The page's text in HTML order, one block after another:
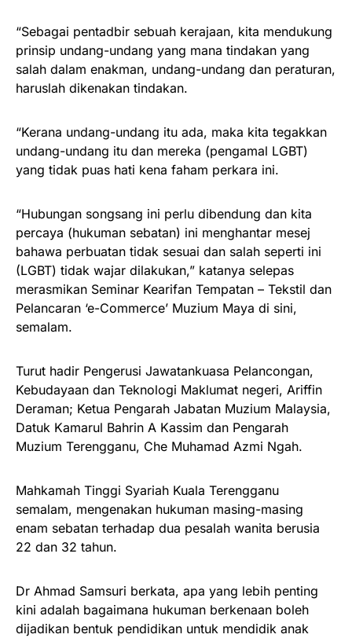
“Sebagai pentadbir sebuah kerajaan, kita mendukung
prinsip undang-undang yang mana tindakan yang
salah dalam enakman, undang-undang dan peraturan,
haruslah dikenakan tindakan.
“Kerana undang-undang itu ada, maka kita tegakkan
undang-undang itu dan mereka (pengamal LGBT)
yang tidak puas hati kena faham perkara ini.
“Hubungan songsang ini perlu dibendung dan kita
percaya (hukuman sebatan) ini menghantar mesej
bahawa perbuatan tidak sesuai dan salah seperti ini
(LGBT) tidak wajar dilakukan,” katanya selepas
merasmikan Seminar Kearifan Tempatan – Tekstil dan
Pelancaran ‘e-Commerce’ Muzium Maya di sini,
semalam.
Turut hadir Pengerusi Jawatankuasa Pelancongan,
Kebudayaan dan Teknologi Maklumat negeri, Ariffin
Deraman; Ketua Pengarah Jabatan Muzium Malaysia,
Datuk Kamarul Bahrin A Kassim dan Pengarah
Muzium Terengganu, Che Muhamad Azmi Ngah.
Mahkamah Tinggi Syariah Kuala Terengganu
semalam, mengenakan hukuman masing-masing
enam sebatan terhadap dua pesalah wanita berusia
22 dan 32 tahun.
Dr Ahmad Samsuri berkata, apa yang lebih penting
kini adalah bagaimana hukuman berkenaan boleh
dijadikan bentuk pendidikan untuk mendidik anak